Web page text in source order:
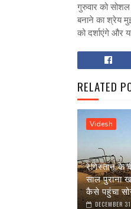
गुरुवार को सोशल
बनाने का श्रेय
को दर्शाएंगे और
RELATED
Videsh
रेगिस्तान के
साल पुराना
कैसे पहुंचा
DECEMBER